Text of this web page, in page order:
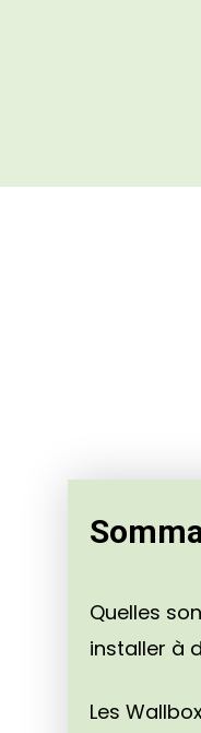
Quelles
installer à
Les